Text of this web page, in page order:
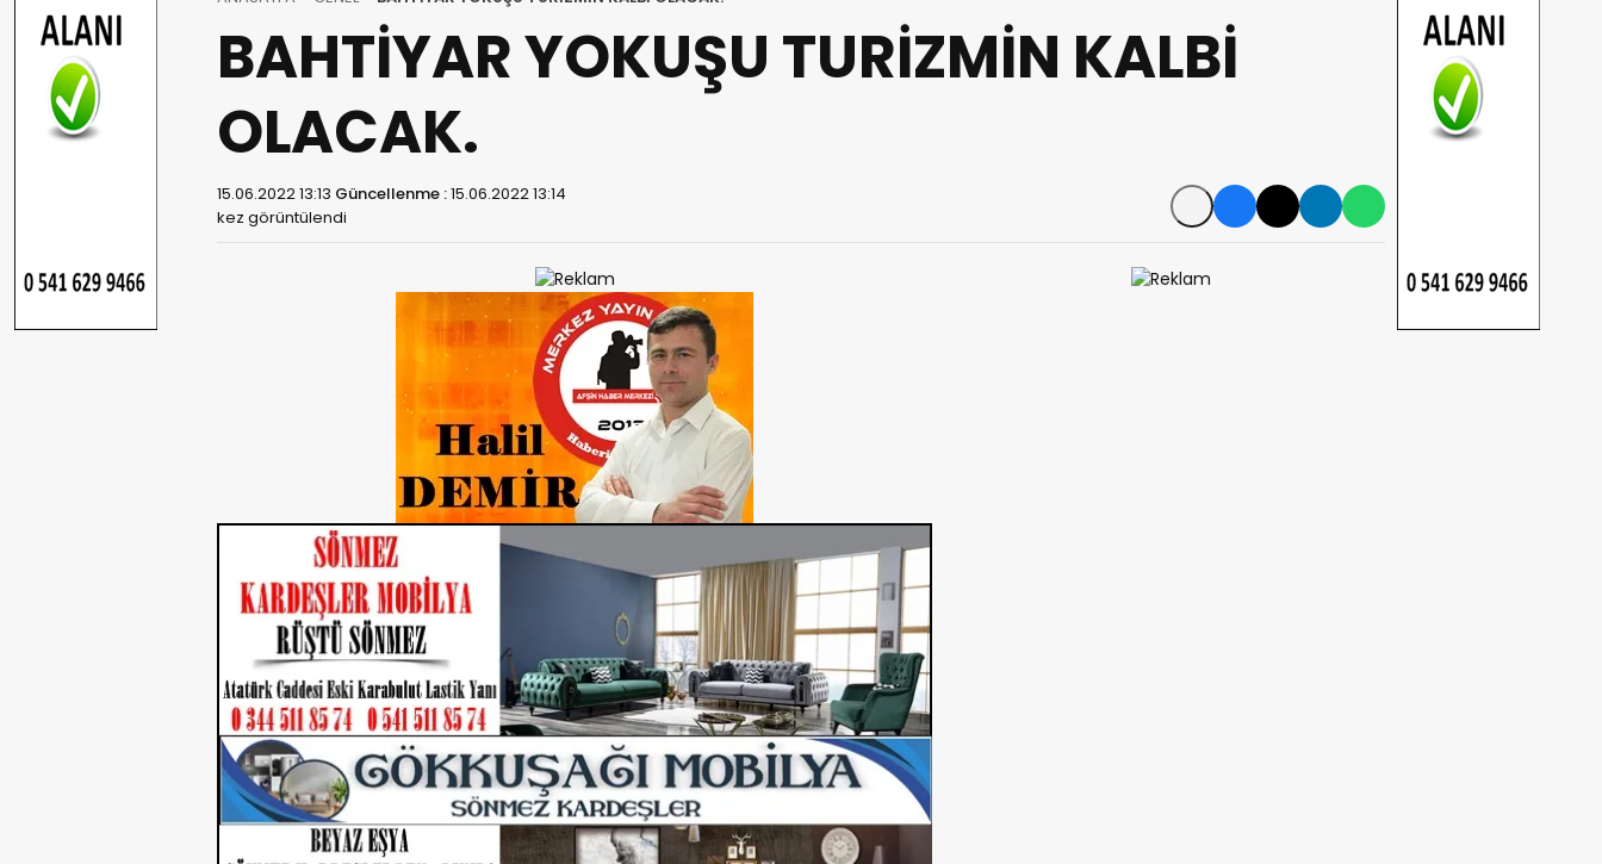
BAHTİYAR YOKUŞU TURİZMİN KALBİ
OLACAK.
15.06.2022 13:13 Güncellenme :15.06.2022 13:14
kez görüntülendi